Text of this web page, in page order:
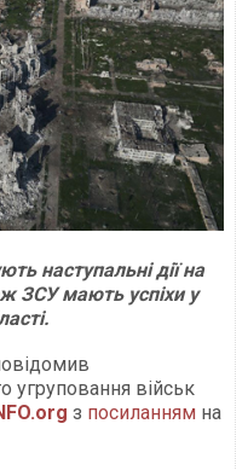
наступальні дії на
ЗСУ мають успіхи у
угруповання військ
з посиланням на